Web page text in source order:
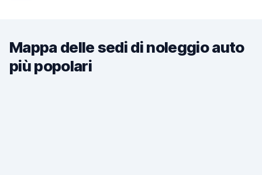
Mappa delle sedi di noleggio auto
più popolari